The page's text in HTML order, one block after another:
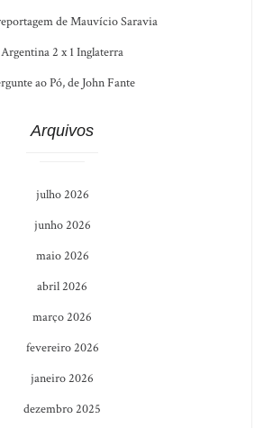
de Mauvício Saravia
Argentina 2 x 1 Inglaterra
ao Pó, de John Fante
Arquivos
julho 2026
junho 2026
maio 2026
abril 2026
março 2026
fevereiro 2026
janeiro 2026
dezembro 2025